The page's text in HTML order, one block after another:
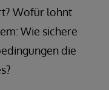
Wofür lohnt
Wie sichere
die